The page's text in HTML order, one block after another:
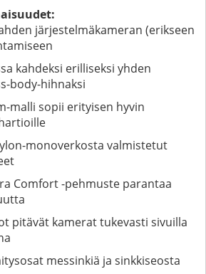
järjestelmäkameran (erikseen
kahdeksi erilliseksi yhden
body-hihnaksi
malli sopii erityisen hyvin
monoverkosta valmistetut
Comfort -pehmuste parantaa
pitävät kamerat tukevasti sivuilla
messinkiä ja sinkkiseosta